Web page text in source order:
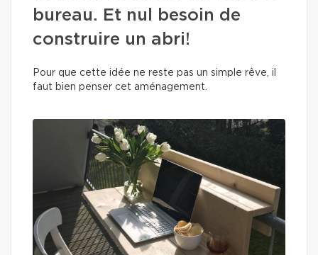
bureau. Et nul besoin de
construire un abri!
Pour que cette idée ne reste pas un simple rêve, il
faut bien penser cet aménagement.